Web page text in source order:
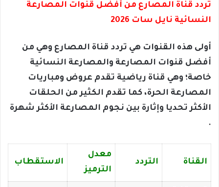
تردد قناة المصارع من أفضل قنوات المصارعة
النسائية نايل سات 2026
أولى هذه القنوات هي تردد قناة المصارع وهي من
أفضل قنوات المصارعة والمصارعة النسائية
خاصة؛ وهي قناة رياضية تقدم عروض ومباريات
المصارعة الحرة، كما تقدم الكثير من الحلقات
الأكثر تحديا وإثارة بين نجوم المصارعة الأكثر شهرة
.
القناة التردد
معدل
الترميز
الاستقطاب